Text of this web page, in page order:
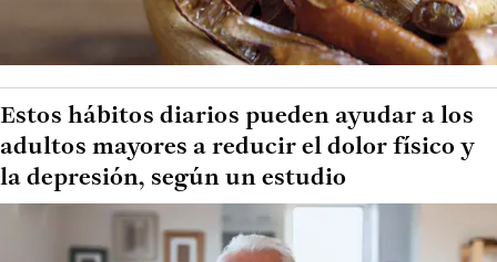
Estos hábitos diarios pueden ayudar a los
adultos mayores a reducir el dolor físico y
la depresión, según un estudio